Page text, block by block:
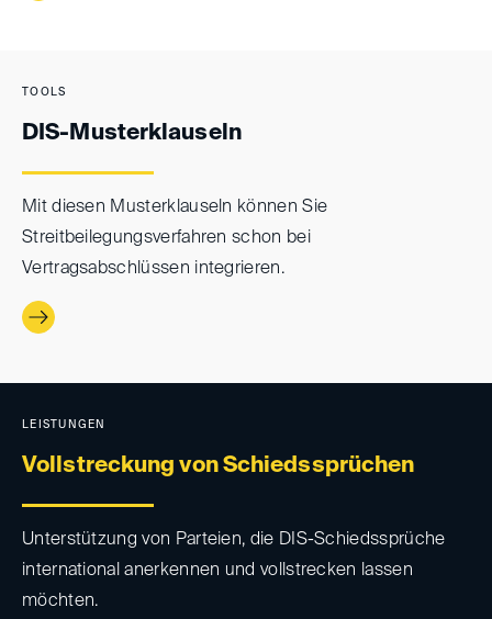
TOOLS
DIS-Musterklauseln
Mit diesen Musterklauseln können Sie
Streitbeilegungsverfahren schon bei
Vertragsabschlüssen integrieren.
LEISTUNGEN
Vollstreckung von Schiedssprüchen
Unterstützung von Parteien, die DIS-Schiedssprüche
international anerkennen und vollstrecken lassen
möchten.